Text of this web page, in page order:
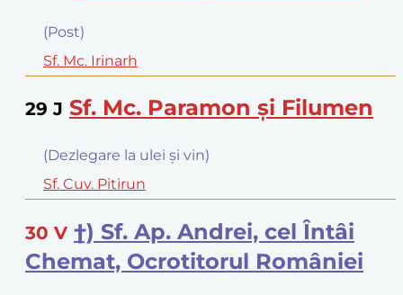
(Post)
Sf. Mc. Irinarh
29 J Sf. Mc. Paramon şi Filumen
(Dezlegare la ulei şi vin)
Sf. Cuv. Pitirun
30 V †) Sf. Ap. Andrei, cel Întâi
Chemat, Ocrotitorul României